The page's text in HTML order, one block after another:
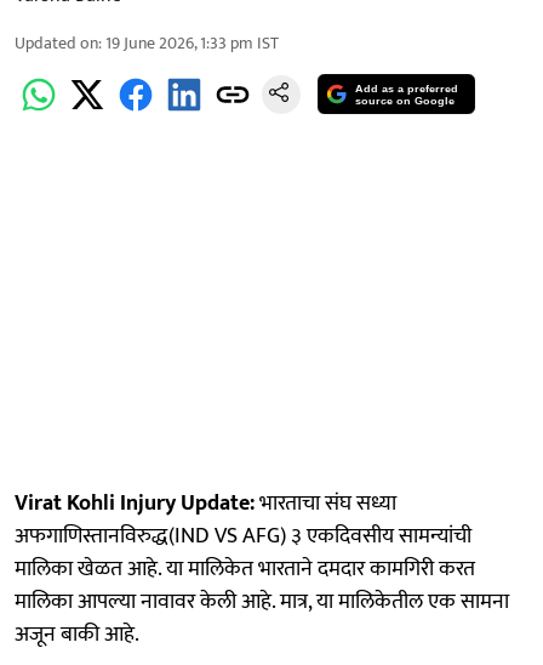
Updated on:19 June 2026, 1:33 pm IST
Add as a preferred
source on Google
Virat Kohli Injury Update:भारताचा संघ सध्या
अफगाणिस्तानविरुद्ध(IND VS AFG) ३ एकदिवसीय सामन्यांची
मालिका खेळत आहे. या मालिकेत भारताने दमदार कामगिरी करत
मालिका आपल्या नावावर केली आहे. मात्र, या मालिकेतील एक सामना
अजून बाकी आहे.